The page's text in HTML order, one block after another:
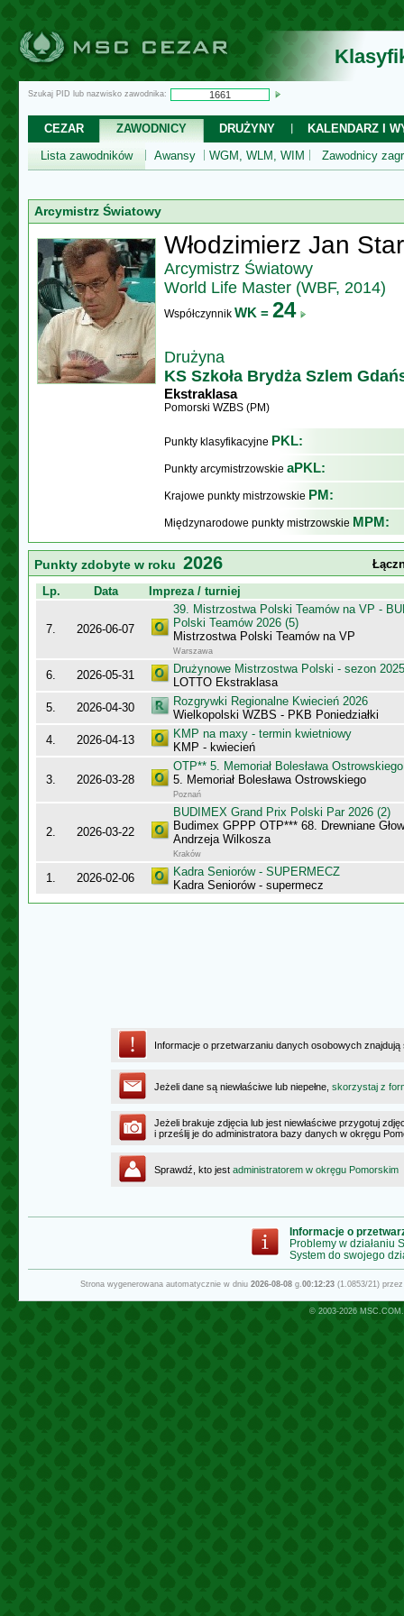
Szukaj PID lub nazwisko zawodnika:
CEZAR ZAWODNICY DRUŻYNY
KALENDARZ I
Lista zawodników
Awansy WGM, WLM, WIM Zawodnicy
Arcymistrz Światowy
Włodzimierz Jan
Arcymistrz Światowy
World Life Master (WBF, 2014)
Współczynnik WK = 24
Drużyna
KS Szkoła Brydża Szlem
Ekstraklasa
Pomorski WZBS (PM)
Punkty klasyfikacyjne PKL:
Punkty arcymistrzowskie aPKL:
Krajowe punkty mistrzowskie PM:
Międzynarodowe punkty mistrzowskie MPM:
Punkty zdobyte w roku 2026
Lp.
Data Impreza / turniej
7. 2026-06-07
39. Mistrzostwa Polski Teamów na VP -
Polski Teamów 2026 (5)
Mistrzostwa Polski Teamów na VP
Warszawa
6. 2026-05-31
Drużynowe Mistrzostwa Polski - sezon
LOTTO Ekstraklasa
5.
2026-04-30
Rozgrywki Regionalne Kwiecień 2026
Wielkopolski WZBS - PKB Poniedziałki
4.
2026-04-13
KMP na maxy - termin kwietniowy
KMP - kwiecień
3. 2026-03-28
OTP** 5. Memoriał Bolesława Ostrowskiego
5. Memoriał Bolesława Ostrowskiego
Poznań
2. 2026-03-22
BUDIMEX Grand Prix Polski Par 2026 (2)
Budimex GPPP OTP*** 68. Drewniane
Andrzeja Wilkosza
Kraków
1. 2026-02-06
Kadra Seniorów - SUPERMECZ
Kadra Seniorów - supermecz
Informacje o przetwarzaniu danych osobowych
Jeżeli dane są niewłaściwe lub niepełne, skorzystaj z
Jeżeli brakuje zdjęcia lub jest niewłaściwe przygotuj
i prześlij je do administratora bazy danych w okręgu
Sprawdź, kto jest administratorem w okręgu Pomorskim
Informacje o
Problemy w działaniu
System do swojego
Strona wygenerowana automatycznie w dniu 2026-08-08g.00:12:23(1.0853/21)
© 2003-2026